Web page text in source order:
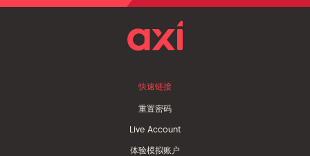
快速链接
重置密码
Live Account
体验模拟账户